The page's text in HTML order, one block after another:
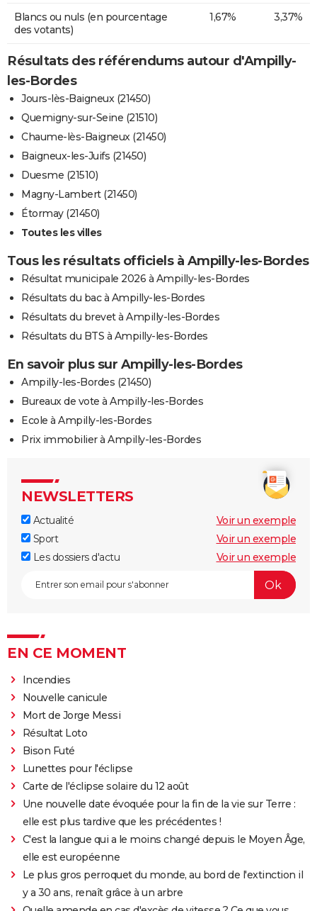
Blancs ou nuls (en pourcentage
des votants)
1,67% 3,37%
Résultats des référendums autour d'Ampilly-
les-Bordes
Jours-lès-Baigneux (21450)
Quemigny-sur-Seine (21510)
Chaume-lès-Baigneux (21450)
Baigneux-les-Juifs (21450)
Duesme (21510)
Magny-Lambert (21450)
Étormay (21450)
Toutes les villes
Tous les résultats officiels à Ampilly-les-Bordes
Résultat municipale 2026 à Ampilly-les-Bordes
Résultats du bac à Ampilly-les-Bordes
Résultats du brevet à Ampilly-les-Bordes
Résultats du BTS à Ampilly-les-Bordes
En savoir plus sur Ampilly-les-Bordes
Ampilly-les-Bordes (21450)
Bureaux de vote à Ampilly-les-Bordes
Ecole à Ampilly-les-Bordes
Prix immobilier à Ampilly-les-Bordes
NEWSLETTERS
Actualité
Voir un exemple
Sport
Voir un exemple
Les dossiers d'actu
Voir un exemple
EN CE MOMENT
Incendies
Nouvelle canicule
Mort de Jorge Messi
Résultat Loto
Bison Futé
Lunettes pour l'éclipse
Carte de l'éclipse solaire du 12 août
Une nouvelle date évoquée pour la fin de la vie sur Terre :
elle est plus tardive que les précédentes !
C'est la langue qui a le moins changé depuis le Moyen Âge,
elle est européenne
Le plus gros perroquet du monde, au bord de l'extinction il
y a 30 ans, renaît grâce à un arbre